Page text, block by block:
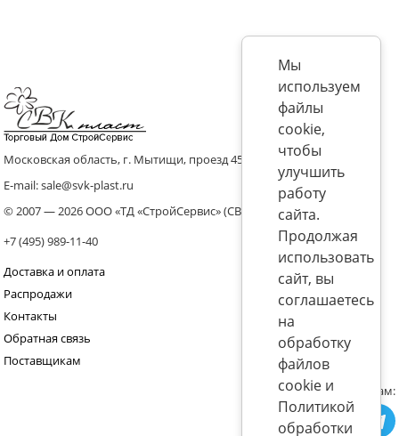
Московская область, г. Мытищи, проезд 4536 владение 8, стр.10
E-mail: sale@svk-plast.ru
© 2007 — 2026 ООО «ТД «СтройСервис» (СВК)
+7 (495) 989-11-40
Доставка и оплата
Распродажи
Контакты
Обратная связь
Поставщикам
Присоединяйтесь к нам:
Мы
используем
файлы
cookie,
чтобы
улучшить
работу
сайта.
Продолжая
использовать
сайт, вы
соглашаетесь
на
обработку
файлов
cookie и
Политикой
обработки